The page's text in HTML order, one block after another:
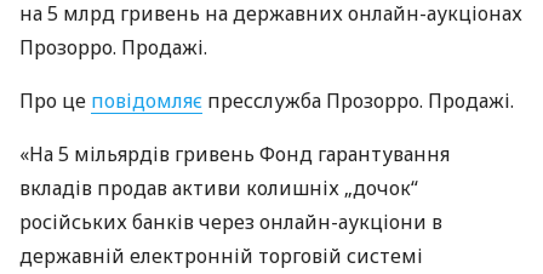
на 5 млрд гривень на державних онлайн-аукціонах
Прозорро. Продажі.
Про це повідомляє пресслужба Прозорро. Продажі.
«На 5 мільярдів гривень Фонд гарантування
вкладів продав активи колишніх „дочок“
російських банків через онлайн-аукціони в
державній електронній торговій системі